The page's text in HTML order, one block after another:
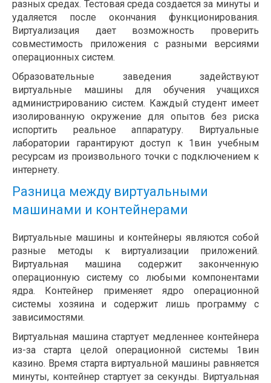
разных средах. Тестовая среда создается за минуты и
удаляется после окончания функционирования.
Виртуализация дает возможность проверить
совместимость приложения с разными версиями
операционных систем.
Образовательные заведения задействуют
виртуальные машины для обучения учащихся
администрированию систем. Каждый студент имеет
изолированную окружение для опытов без риска
испортить реальное аппаратуру. Виртуальные
лаборатории гарантируют доступ к 1вин учебным
ресурсам из произвольного точки с подключением к
интернету.
Разница между виртуальными
машинами и контейнерами
Виртуальные машины и контейнеры являются собой
разные методы к виртуализации приложений.
Виртуальная машина содержит законченную
операционную систему со любыми компонентами
ядра. Контейнер применяет ядро операционной
системы хозяина и содержит лишь программу с
зависимостями.
Виртуальная машина стартует медленнее контейнера
из-за старта целой операционной системы 1вин
казино. Время старта виртуальной машины равняется
минуты, контейнер стартует за секунды. Виртуальная